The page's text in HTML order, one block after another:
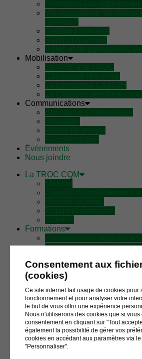
Consentement aux
(cookies)
Ce site internet fait usage de cookies pour
fonctionnement et pour analyser votre
le but de vous offrir une expérience
Nous n'utiliserons des cookies que si vous
consentement en cliquant sur "Tout
également la possibilité de gérer vos
cookies en accédant aux paramètres via
"Personnaliser".
Mobilisation
Communications
Événements
Nous joindre
La TROC CQM
Formations
Vie associative, vie
Gestion financière
Rapport d’activité
Rôles et responsabilités
Mobilisation
La MOB à la TROC
Campagne régionale
La campagne CA$$$H
La Coalition des forces
Communications
Bulletin Le Commutateur